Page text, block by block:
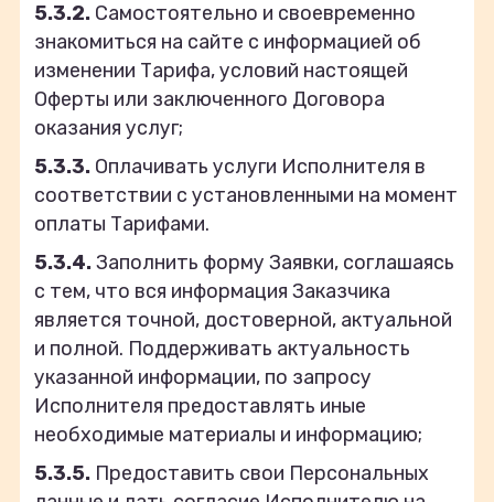
5.3.2. Самостоятельно и своевременно
знакомиться на сайте с информацией об
изменении Тарифа, условий настоящей
Оферты или заключенного Договора
оказания услуг;
5.3.3. Оплачивать услуги Исполнителя в
соответствии с установленными на момент
оплаты Тарифами.
5.3.4.Заполнить форму Заявки, соглашаясь
с тем, что вся информация Заказчика
является точной, достоверной, актуальной
и полной. Поддерживать актуальность
указанной информации, по запросу
Исполнителя предоставлять иные
необходимые материалы и информацию;
5.3.5. Предоставить свои Персональных